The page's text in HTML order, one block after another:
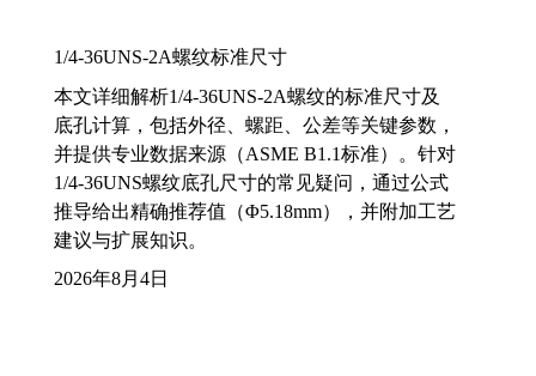
1/4-36UNS-2A螺纹标准尺寸
本文详细解析1/4-36UNS-2A螺纹的标准尺寸及
底孔计算，包括外径、螺距、公差等关键参数，
并提供专业数据来源（ASME B1.1标准）。针对
1/4-36UNS螺纹底孔尺寸的常见疑问，通过公式
推导给出精确推荐值（Φ5.18mm），并附加工艺
建议与扩展知识。
2026年8月4日